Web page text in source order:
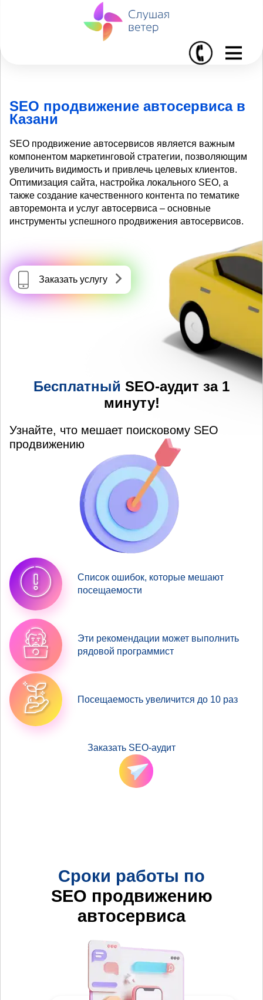
I
SEO продвижение автосервиса в
Казани
SEO продвижение автосервисов является важным
компонентом маркетинговой стратегии, позволяющим
увеличить видимость и привлечь целевых клиентов.
Оптимизация сайта, настройка локального SEO, а
также создание качественного контента по тематике
авторемонта и услуг автосервиса – основные
инструменты успешного продвижения автосервисов.
Заказать услугу
Бесплатный SEO-аудит за 1
минуту!
Узнайте, что мешает поисковому SEO
продвижению
Список ошибок, которые мешают
посещаемости
Эти рекомендации может выполнить
рядовой программист
Посещаемость увеличится до 10 раз
Заказать SEO-аудит
Сроки работы по
SEO продвижению
автосервиса